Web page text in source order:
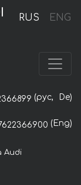
RUS ENG
(рус, De)
(Eng)
Audi